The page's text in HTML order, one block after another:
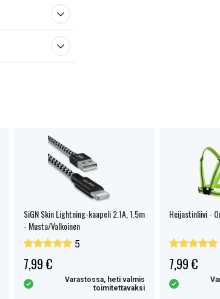
SiGN Skin Lightning-kaapeli 2.1A, 1.5m
- Musta/Valkoinen
5
7,99 €
Varastossa, heti valmis
toimitettavaksi
Heijastinliivi -
7,99 €